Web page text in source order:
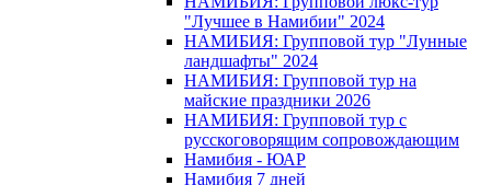
"Лучшее в Намибии" 2024
НАМИБИЯ: Групповой тур "Лунные
ландшафты" 2024
НАМИБИЯ: Групповой тур на
майские праздники 2026
НАМИБИЯ: Групповой тур с
русскоговорящим сопровождающим
Намибия - ЮАР
Намибия 7 дней